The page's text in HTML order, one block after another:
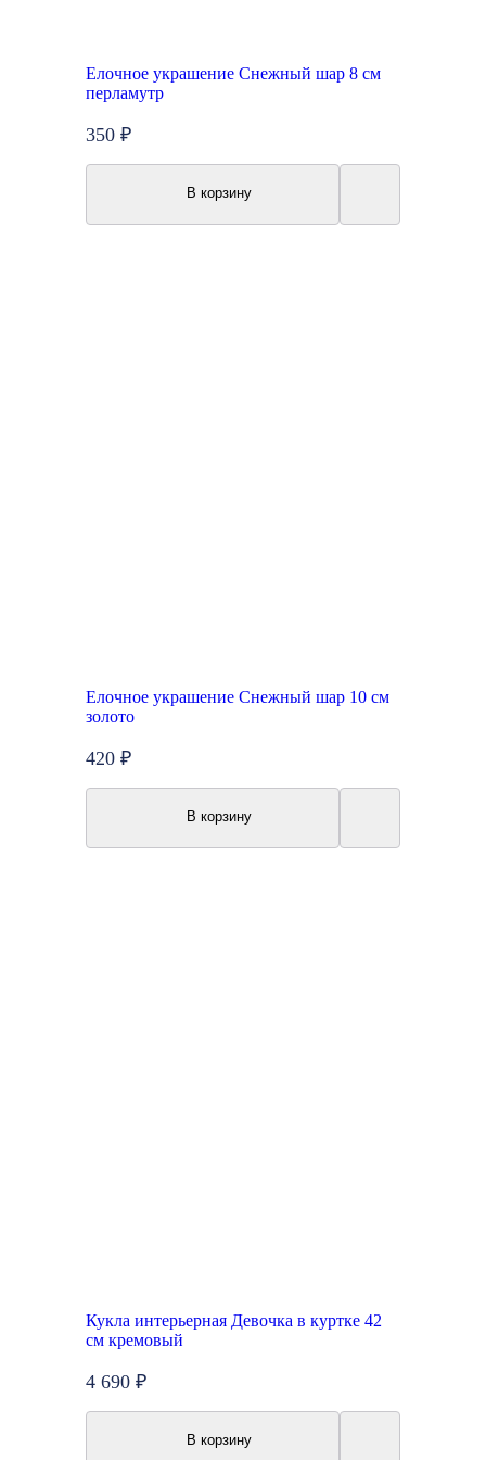
Елочное украшение Снежный шар 8 см
перламутр
350 ₽
В корзину
Елочное украшение Снежный шар 10 см
золото
420 ₽
В корзину
Кукла интерьерная Девочка в куртке 42
см кремовый
4 690 ₽
В корзину